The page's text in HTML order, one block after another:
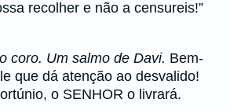
recolher e não a censureis!”
coro. Um salmo de Davi. Bem-
que dá atenção ao desvalido!
o SENHOR o livrará.